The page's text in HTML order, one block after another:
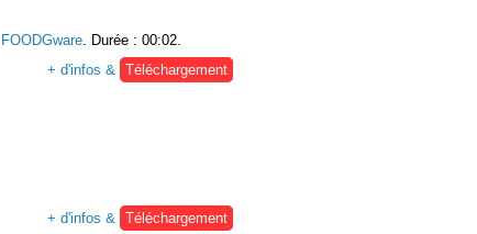
FOODGware . Durée : 00:02.
+ d'infos &
Téléchargement
+ d'infos &
Téléchargement